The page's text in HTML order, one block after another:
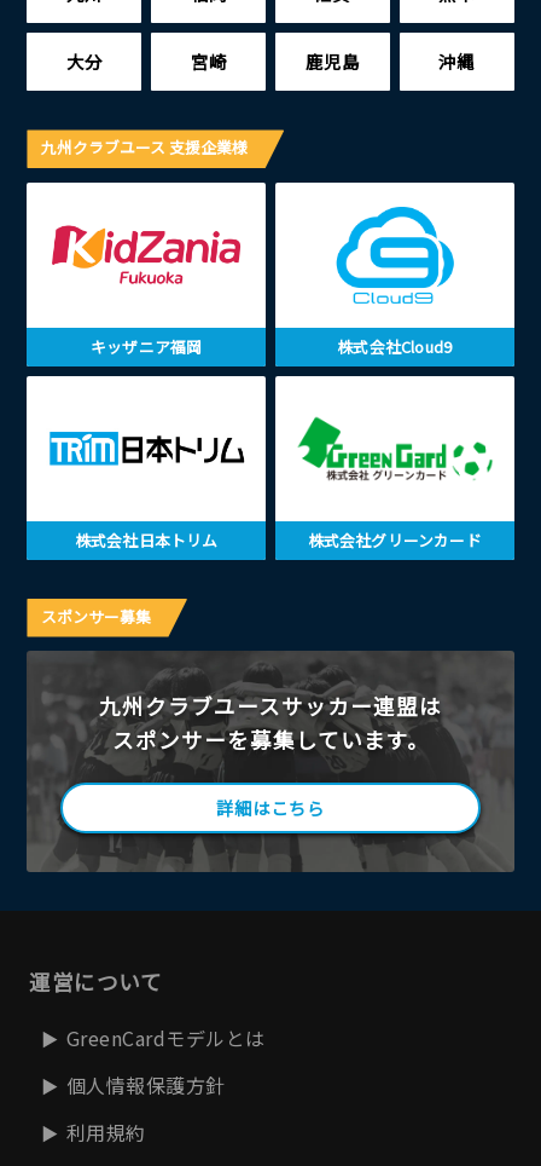
大分 宮崎 鹿児島 沖縄
九州クラブユース 支援企業様
キッザニア福岡 株式会社Cloud9
株式会社日本トリム 株式会社グリーンカード
スポンサー募集
九州クラブユースサッカー連盟は
スポンサーを募集しています。
詳細はこちら
運営について
GreenCardモデルとは
個人情報保護方針
利用規約